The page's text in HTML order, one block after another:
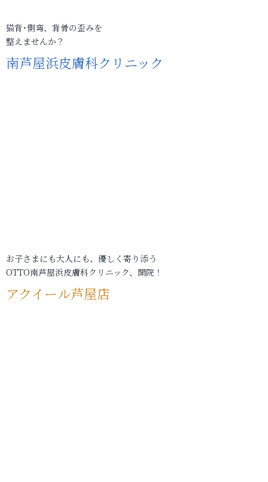
猫背･側弯、背骨の歪みを
整えませんか？
南芦屋浜皮膚科クリニック
お子さまにも大人にも、優しく寄り添う
OTTO南芦屋浜皮膚科クリニック、開院！
アクイール芦屋店